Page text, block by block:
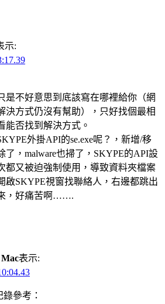
示:
是不好意思到底該寫在哪裡給你（網
決方式仍沒有幫助），只好找個最相
能否找到解決方式。
外掛API的se.exe呢？，新增/移
了，malware也掃了，SKYPE的API設
都又被迫強制使用，導致資料夾檔案
啟SKYPE視窗找聯絡人，右邊都跳出
，好痛苦啊…….
表示:
參考：